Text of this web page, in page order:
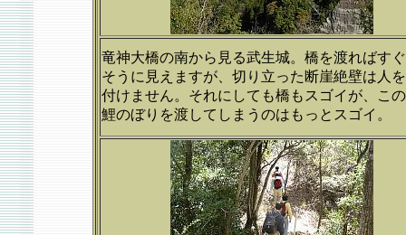
竜神大橋の南から見る武生城。橋を渡ればす
そうに見えますが、切り立った断崖絶壁は人
付けません。それにしても橋もスゴイが、こ
鯉のぼりを渡してしまうのはもっとスゴイ。